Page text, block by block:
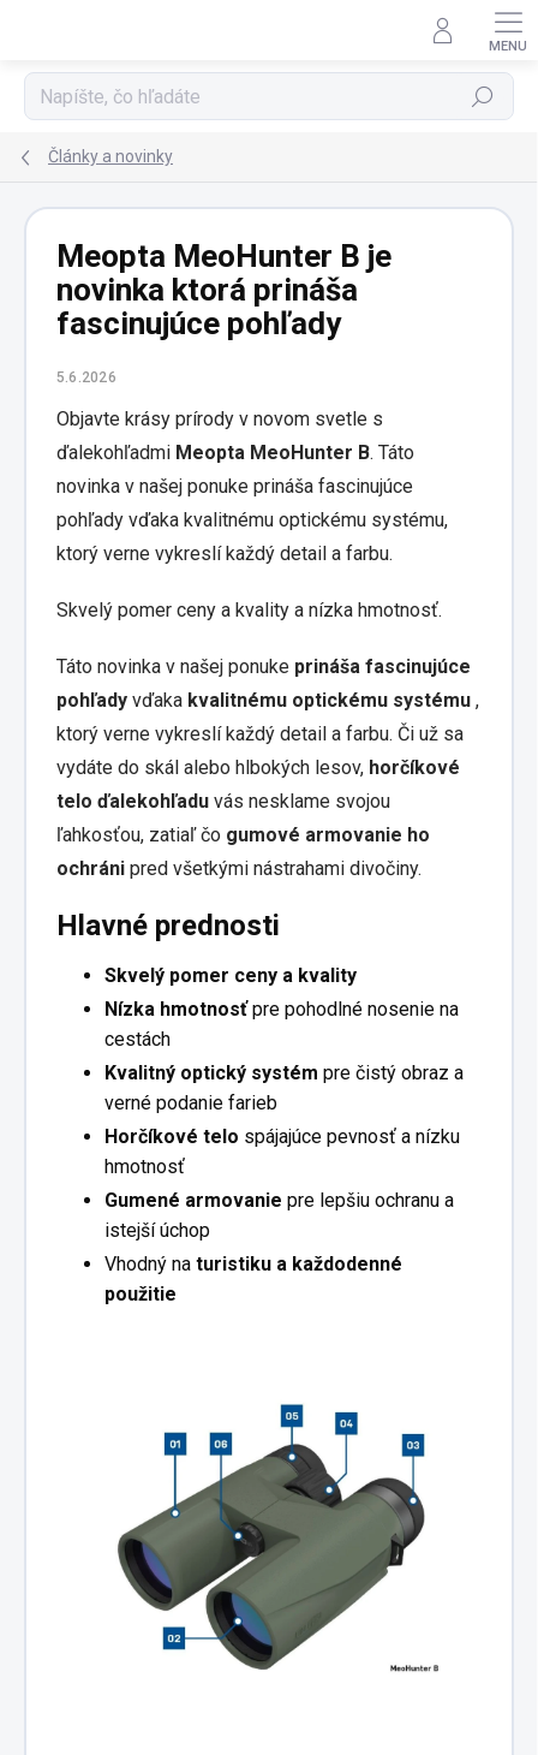
Hľadať
Články a novinky
Meopta MeoHunter B je
novinka ktorá prináša
fascinujúce pohľady
5.6.2026
Objavte krásy prírody v novom svetle s
ďalekohľadmi Meopta MeoHunter B. Táto
novinka v našej ponuke prináša fascinujúce
pohľady vďaka kvalitnému optickému systému,
ktorý verne vykreslí každý detail a farbu.
Skvelý pomer ceny a kvality a nízka hmotnosť.
Táto novinka v našej ponuke prináša fascinujúce
pohľady vďaka kvalitnému optickému systému ,
ktorý verne vykreslí každý detail a farbu. Či už sa
vydáte do skál alebo hlbokých lesov, horčíkové
telo ďalekohľadu vás nesklame svojou
ľahkosťou, zatiaľ čo gumové armovanie ho
ochráni pred všetkými nástrahami divočiny.
Hlavné prednosti
Skvelý pomer ceny a kvality
Nízka hmotnosť pre pohodlné nosenie na
cestách
Kvalitný optický systém pre čistý obraz a
verné podanie farieb
Horčíkové telo spájajúce pevnosť a nízku
hmotnosť
Gumené armovanie pre lepšiu ochranu a
istejší úchop
Vhodný na turistiku a každodenné
použitie